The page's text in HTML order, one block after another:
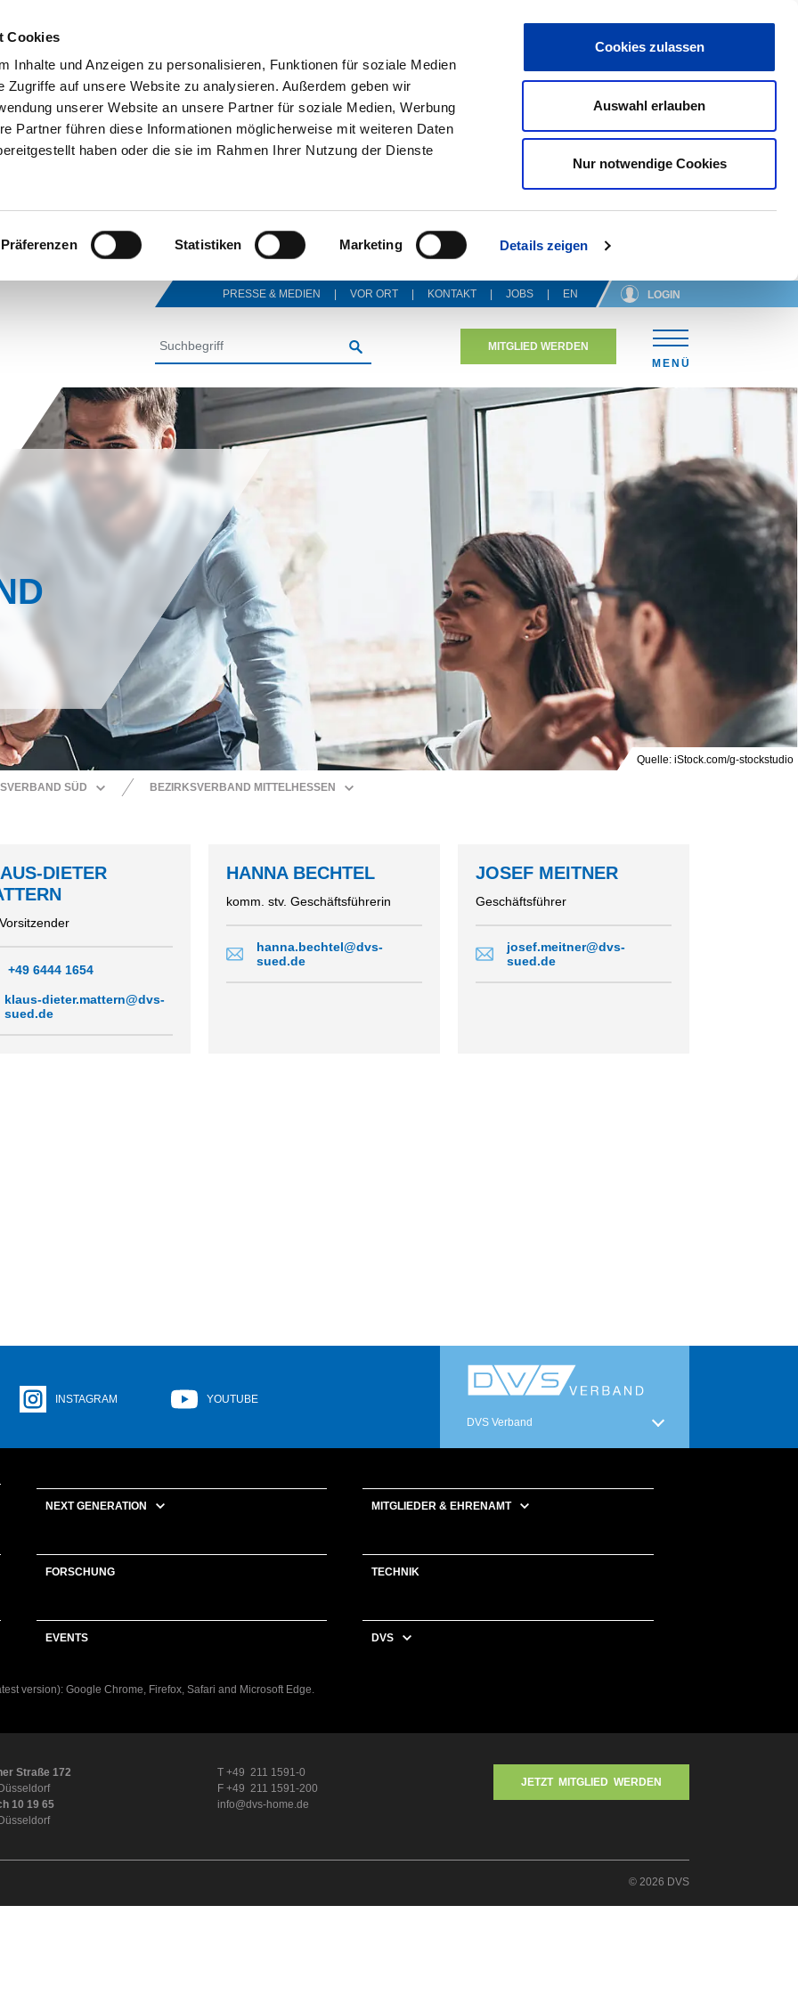
Cookies
Inhalte und Anzeigen zu personalisieren, Funktionen für soziale Medien
Zugriffe auf unsere Website zu analysieren. Außerdem geben wir
unserer Website an unsere Partner für soziale Medien, Werbung
Partner führen diese Informationen möglicherweise mit weiteren Daten
haben oder die sie im Rahmen Ihrer Nutzung der Dienste
Präferenzen Statistiken Marketing Details zeigen
Cookies zulassen
Auswahl erlauben
Nur notwendige Cookies
PRESSE & MEDIEN VOR ORT KONTAKT JOBS EN LOGIN
SUCHEN
MITGLIED WERDEN
MENÜ
Quelle: iStock.com/g-stockstudio
SÜD
MÜNCHEN
BEZIRKSVERBAND MITTELHESSEN
DIETER
+49 6444 1654
klaus-dieter.mattern@dvs-
sued.de
HANNA BECHTEL
komm. stv. Geschäftsführerin
hanna.bechtel@dvs-
sued.de
JOSEF MEITNER
Geschäftsführer
josef.meitner@dvs-
sued.de
INSTAGRAM
YOUTUBE
DVS Verband
NEXT GENERATION MITGLIEDER & EHRENAMT
FORSCHUNG TECHNIK
EVENTS DVS
version): Google Chrome, Firefox, Safari and Microsoft Edge.
Straße 172
10 19 65
T +49 211 1591-0
F +49 211 1591-200
info@dvs-home.de
JETZT MITGLIED WERDEN
© 2026 DVS